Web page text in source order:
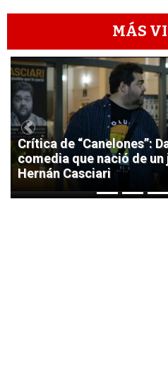
MÁS
1
Crítica de “Canelones”:
comedia que nació de
Hernán Casciari
Previous